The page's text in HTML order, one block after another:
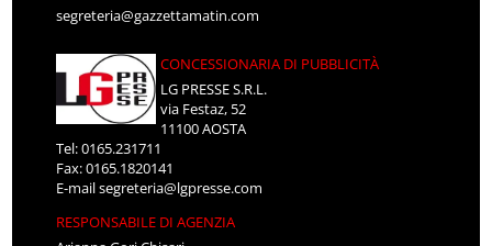
segreteria@gazzettamatin.com
CONCESSIONARIA DI PUBBLICITÀ
LG PRESSE S.R.L.
via Festaz, 52
11100 AOSTA
Tel: 0165.231711
Fax: 0165.1820141
E-mailsegreteria@lgpresse.com
RESPONSABILE DI AGENZIA